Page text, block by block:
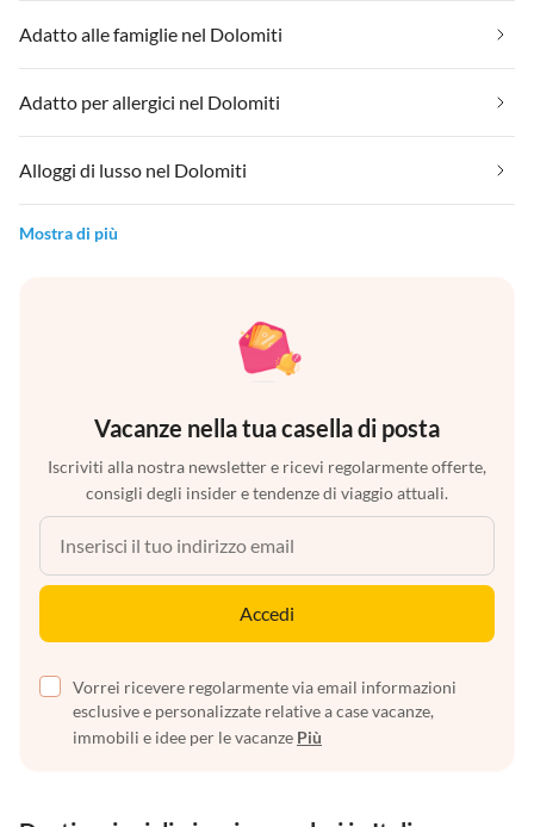
Adatto alle famiglie nel Dolomiti
Adatto per allergici nel Dolomiti
Alloggi di lusso nel Dolomiti
Mostra di più
Vacanze nella tua casella di posta
Iscriviti alla nostra newsletter e ricevi regolarmente offerte,
consigli degli insider e tendenze di viaggio attuali.
Accedi
Vorrei ricevere regolarmente via email informazioni
esclusive e personalizzate relative a case vacanze,
immobili e idee per le vacanze Più